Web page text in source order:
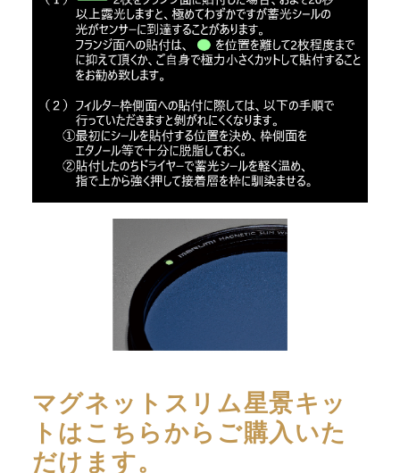
マグネットスリム星景キッ
トはこちらからご購入いた
だけます。